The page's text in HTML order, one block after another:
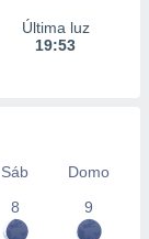
Última luz
19:53
Sáb
Domo
8
9